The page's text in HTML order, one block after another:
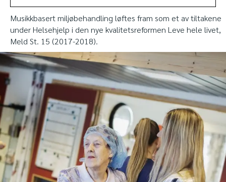
Musikkbasert miljøbehandling løftes fram som et av tiltakene
under Helsehjelp i den nye kvalitetsreformen Leve hele livet,
Meld St. 15 (2017-2018).